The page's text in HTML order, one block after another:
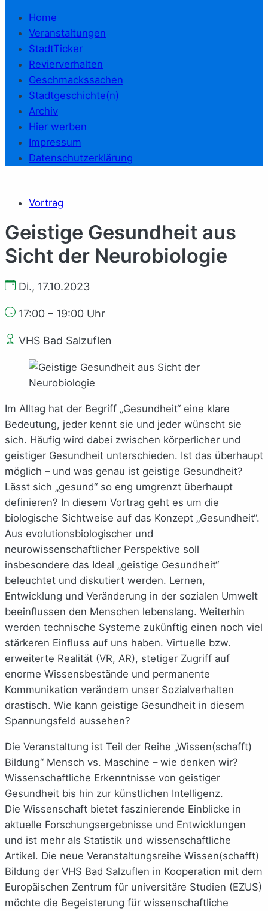
Home
Veranstaltungen
StadtTicker
Revierverhalten
Geschmackssachen
Stadtgeschichte(n)
Archiv
Hier werben
Impressum
Datenschutzerklärung
Vortrag
Geistige Gesundheit aus
Sicht der Neurobiologie
Di., 17.10.2023
17:00 – 19:00 Uhr
VHS Bad Salzuflen
Im Alltag hat der Begriff „Gesundheit“ eine klare
Bedeutung, jeder kennt sie und jeder wünscht sie
sich. Häufig wird dabei zwischen körperlicher und
geistiger Gesundheit unterschieden. Ist das überhaupt
möglich – und was genau ist geistige Gesundheit?
Lässt sich „gesund“ so eng umgrenzt überhaupt
definieren? In diesem Vortrag geht es um die
biologische Sichtweise auf das Konzept „Gesundheit“.
Aus evolutionsbiologischer und
neurowissenschaftlicher Perspektive soll
insbesondere das Ideal „geistige Gesundheit“
beleuchtet und diskutiert werden. Lernen,
Entwicklung und Veränderung in der sozialen Umwelt
beeinflussen den Menschen lebenslang. Weiterhin
werden technische Systeme zukünftig einen noch viel
stärkeren Einfluss auf uns haben. Virtuelle bzw.
erweiterte Realität (VR, AR), stetiger Zugriff auf
enorme Wissensbestände und permanente
Kommunikation verändern unser Sozialverhalten
drastisch. Wie kann geistige Gesundheit in diesem
Spannungsfeld aussehen?
Die Veranstaltung ist Teil der Reihe „Wissen(schafft)
Bildung“ Mensch vs. Maschine – wie denken wir?
Wissenschaftliche Erkenntnisse von geistiger
Gesundheit bis hin zur künstlichen Intelligenz.
Die Wissenschaft bietet faszinierende Einblicke in
aktuelle Forschungsergebnisse und Entwicklungen
und ist mehr als Statistik und wissenschaftliche
Artikel. Die neue Veranstaltungsreihe Wissen(schafft)
Bildung der VHS Bad Salzuflen in Kooperation mit dem
Europäischen Zentrum für universitäre Studien (EZUS)
möchte die Begeisterung für wissenschaftliche